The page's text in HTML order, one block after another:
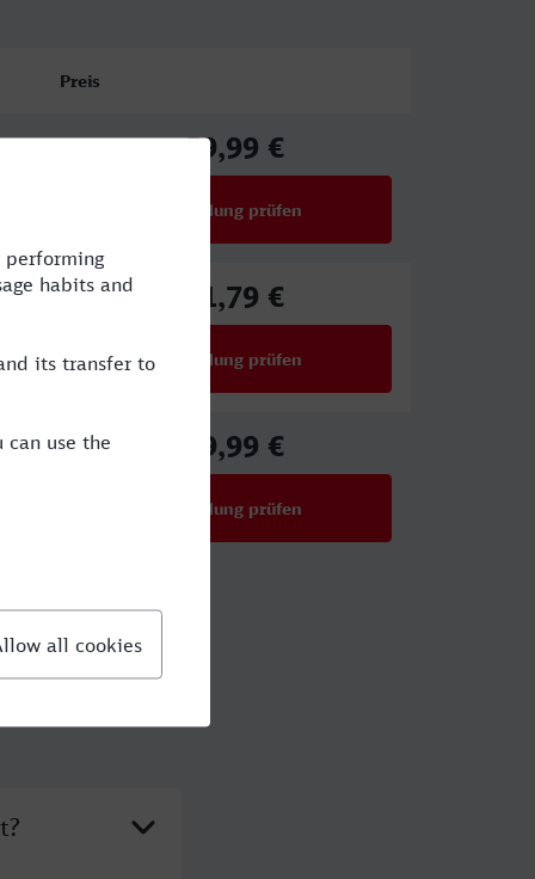
Preis
59,99 €
Verbindung prüfen
71,79 €
Verbindung prüfen
39,99 €
Verbindung prüfen